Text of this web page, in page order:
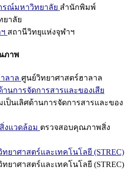
รณ์มหาวิทยาลัย สำนักพิมพ์
ยาลัย
สถานีวิทยุแห่งจุฬาฯ
ภาพ
ลาล ศูนย์วิทยาศาสตร์ฮาลาล
นการจัดการสารและของเสีย
ป็นเลิศด้านการจัดการสารและของ
งแวดล้อม ตรวจสอบคุณภาพสิ่ง
ยาศาสตร์และเทคโนโลยี (STREC)
ยาศาสตร์และเทคโนโลยี (STREC)